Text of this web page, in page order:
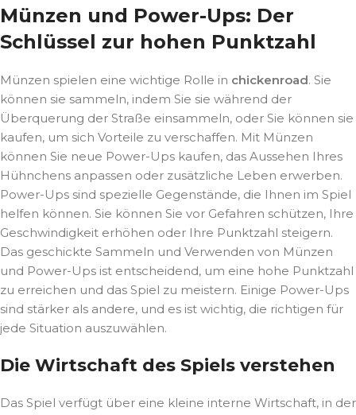
Münzen und Power-Ups: Der
Schlüssel zur hohen Punktzahl
Münzen spielen eine wichtige Rolle in chickenroad. Sie
können sie sammeln, indem Sie sie während der
Überquerung der Straße einsammeln, oder Sie können sie
kaufen, um sich Vorteile zu verschaffen. Mit Münzen
können Sie neue Power-Ups kaufen, das Aussehen Ihres
Hühnchens anpassen oder zusätzliche Leben erwerben.
Power-Ups sind spezielle Gegenstände, die Ihnen im Spiel
helfen können. Sie können Sie vor Gefahren schützen, Ihre
Geschwindigkeit erhöhen oder Ihre Punktzahl steigern.
Das geschickte Sammeln und Verwenden von Münzen
und Power-Ups ist entscheidend, um eine hohe Punktzahl
zu erreichen und das Spiel zu meistern. Einige Power-Ups
sind stärker als andere, und es ist wichtig, die richtigen für
jede Situation auszuwählen.
Die Wirtschaft des Spiels verstehen
Das Spiel verfügt über eine kleine interne Wirtschaft, in der